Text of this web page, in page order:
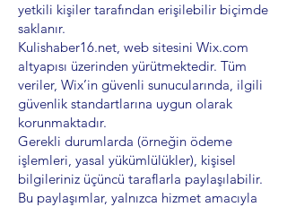
yetkili kişiler tarafından erişilebilir biçimde
saklanır.
Kulishaber16.net, web sitesini Wix.com
altyapısı üzerinden yürütmektedir. Tüm
veriler, Wix’in güvenli sunucularında, ilgili
güvenlik standartlarına uygun olarak
korunmaktadır.
Gerekli durumlarda (örneğin ödeme
işlemleri, yasal yükümlülükler), kişisel
bilgileriniz üçüncü taraflarla paylaşılabilir.
Bu paylaşımlar, yalnızca hizmet amacıyla